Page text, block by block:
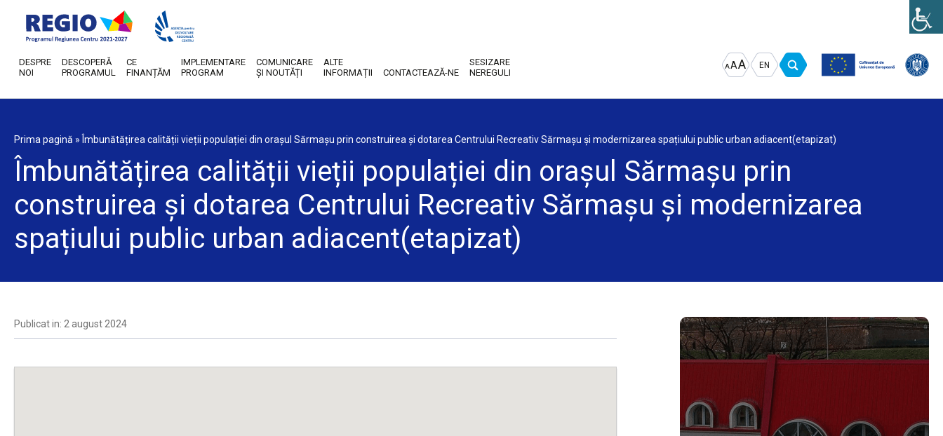
DESPRE
NOI
DESCOPERĂ
PROGRAMUL
CE
FINANȚĂM
IMPLEMENTARE
PROGRAM
COMUNICARE
ȘI NOUTĂȚI
ALTE
INFORMAȚII
CONTACTEAZĂ-NE
SESIZARE
NEREGULI
A
Decrease
font
A Reset
font
AIncrease
font
EN
Prima pagină » Îmbunătățirea calității vieții populației din orașul Sărmașu prin construirea și dotarea Centrului Recreativ Sărmașu și modernizarea spațiului public urban adiacent(etapizat)
Îmbunătățirea calității vieții populației din orașul Sărmașu prin
construirea și dotarea Centrului Recreativ Sărmașu și modernizarea
spațiului public urban adiacent(etapizat)
Publicat in: 2 august 2024